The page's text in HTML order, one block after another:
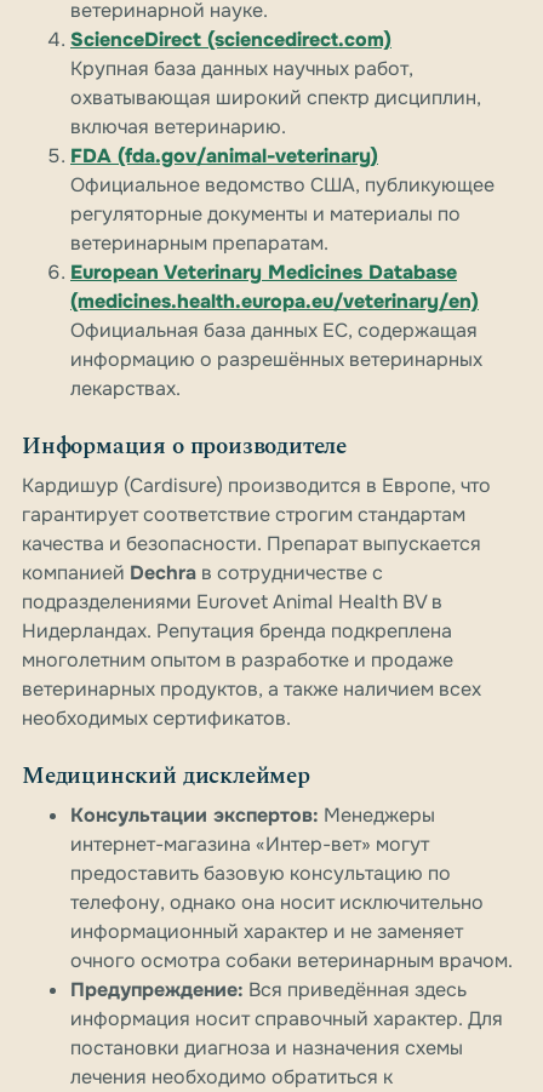
ветеринарной науке.
ScienceDirect (sciencedirect.com)
Крупная база данных научных работ,
охватывающая широкий спектр дисциплин,
включая ветеринарию.
FDA (fda.gov/animal-veterinary)
Официальное ведомство США, публикующее
регуляторные документы и материалы по
ветеринарным препаратам.
European Veterinary Medicines Database
(medicines.health.europa.eu/veterinary/en)
Официальная база данных ЕС, содержащая
информацию о разрешённых ветеринарных
лекарствах.
Информация о производителе
Кардишур (Cardisure) производится в Европе, что
гарантирует соответствие строгим стандартам
качества и безопасности. Препарат выпускается
компанией Dechra в сотрудничестве с
подразделениями Eurovet Animal Health BV в
Нидерландах. Репутация бренда подкреплена
многолетним опытом в разработке и продаже
ветеринарных продуктов, а также наличием всех
необходимых сертификатов.
Медицинский дисклеймер
Консультации экспертов: Менеджеры
интернет-магазина «Интер-вет» могут
предоставить базовую консультацию по
телефону, однако она носит исключительно
информационный характер и не заменяет
очного осмотра собаки ветеринарным врачом.
Предупреждение: Вся приведённая здесь
информация носит справочный характер. Для
постановки диагноза и назначения схемы
лечения необходимо обратиться к